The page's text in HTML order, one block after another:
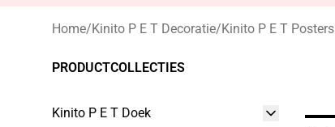
Home/Kinito P E T Decoratie/Kinito P E T Posters
PRODUCTCOLLECTIES
Kinito P E T Doek